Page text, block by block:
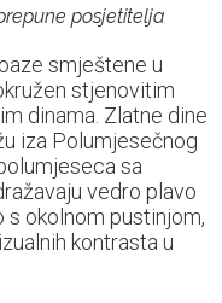
posjetitelja
smještene u
stjenovitim
dinama. Zlatne dine
iza Polumjesečnog
sa
vedro plavo
s okolnom pustinjom,
kontrasta u